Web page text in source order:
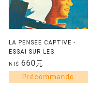
LA PENSEE CAPTIVE -
ESSAI SUR LES
LOGOCRATIES
POPULAIRES
NT$ 660元